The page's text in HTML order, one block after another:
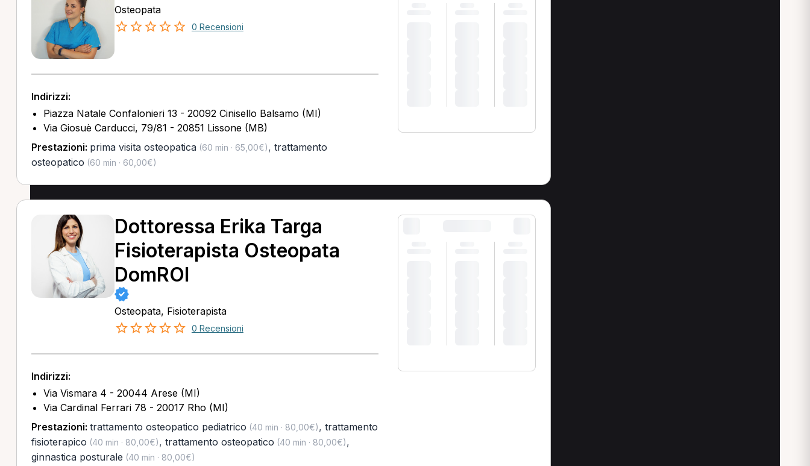
Osteopata
0 Recensioni
Indirizzi:
Piazza Natale Confalonieri 13 - 20092 Cinisello Balsamo (MI)
Via Giosuè Carducci, 79/81 - 20851 Lissone (MB)
Prestazioni: prima visita osteopatica(60 min · 65,00€), trattamento
osteopatico (60 min · 60,00€)
Dottoressa Erika Targa
Fisioterapista Osteopata
DomROI
Osteopata, Fisioterapista
0 Recensioni
Indirizzi:
Via Vismara 4 - 20044 Arese (MI)
Via Cardinal Ferrari 78 - 20017 Rho (MI)
Prestazioni: trattamento osteopatico pediatrico (40 min · 80,00€), trattamento
fisioterapico (40 min · 80,00€), trattamento osteopatico (40 min · 80,00€),
ginnastica posturale (40 min · 80,00€)